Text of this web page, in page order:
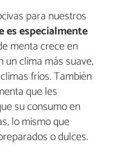
para nuestros
es especialmente
menta crece en
un clima más suave,
fríos. También
que les
su consumo en
lo mismo que
o dulces.